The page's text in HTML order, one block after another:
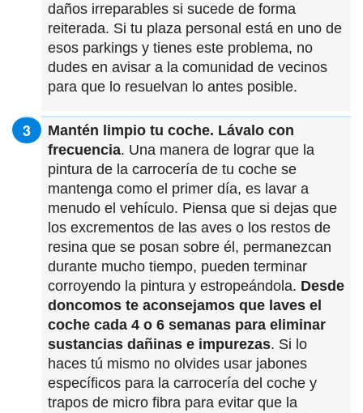
daños irreparables si sucede de forma
reiterada. Si tu plaza personal está en uno de
esos parkings y tienes este problema, no
dudes en avisar a la comunidad de vecinos
para que lo resuelvan lo antes posible.
Mantén limpio tu coche. Lávalo con
frecuencia. Una manera de lograr que la
pintura de la carrocería de tu coche se
mantenga como el primer día, es lavar a
menudo el vehículo. Piensa que si dejas que
los excrementos de las aves o los restos de
resina que se posan sobre él, permanezcan
durante mucho tiempo, pueden terminar
corroyendo la pintura y estropeándola. Desde
doncomos te aconsejamos que laves el
coche cada 4 o 6 semanas para eliminar
sustancias dañinas e impurezas. Si lo
haces tú mismo no olvides usar jabones
específicos para la carrocería del coche y
trapos de micro fibra para evitar que la